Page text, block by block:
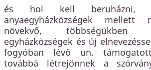
és hol kell beruházni,
anyaegyházközségek mellett
növekvő,
egyházközségek és új
fogyóban lévő un.
továbbá létrejönnek a